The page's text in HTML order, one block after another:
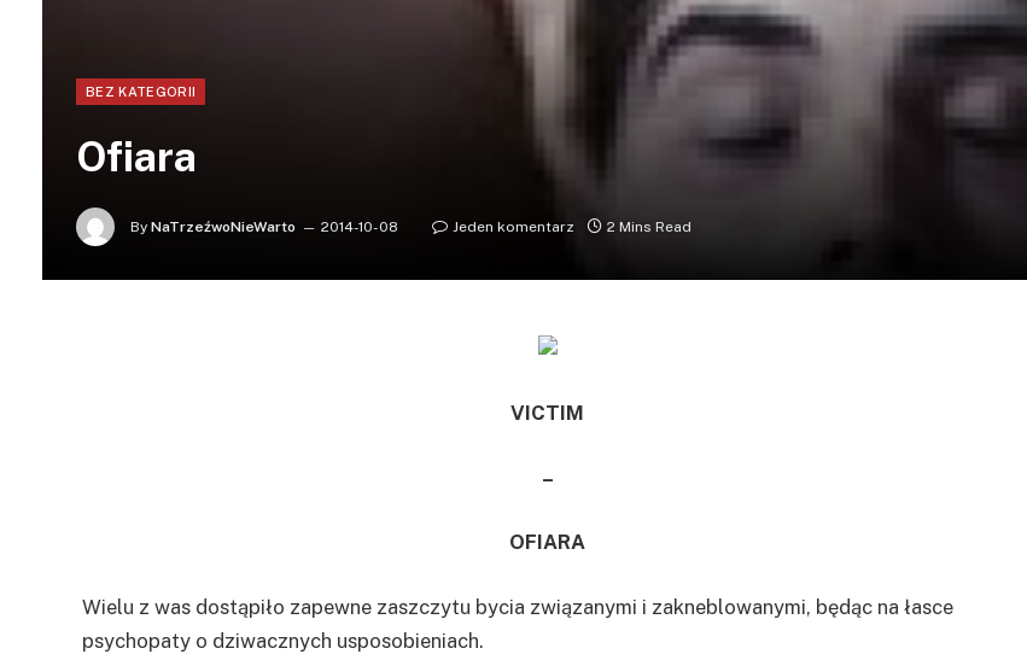
BEZ KATEGORII
Ofiara
By NaTrzeźwoNieWarto 2014-10-08 Jeden komentarz 2 Mins Read
VICTIM
–
OFIARA
Wielu z was dostąpiło zapewne zaszczytu bycia związanymi i zakneblowanymi, będąc na łasce
psychopaty o dziwacznych usposobieniach.